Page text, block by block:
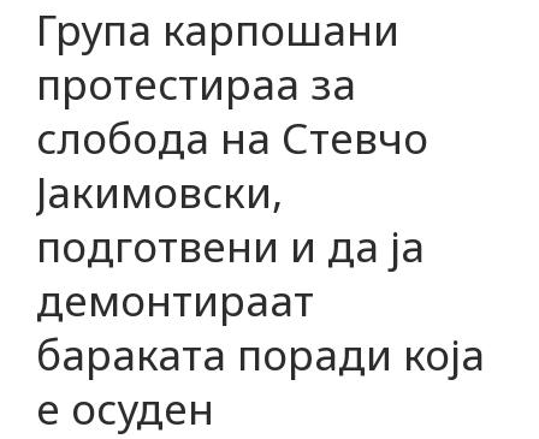
Група карпошани
протестираа за
слобода на Стевчо
Јакимовски,
подготвени и да ја
демонтираат
бараката поради која
е осуден